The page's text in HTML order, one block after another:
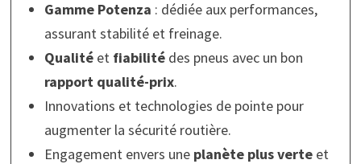
Gamme Potenza : dédiée aux performances,
assurant stabilité et freinage.
Qualitéet fiabilitédes pneus avec un bon
rapport qualité-prix.
Innovations et technologies de pointe pour
augmenter la sécurité routière.
Engagement envers une planète plus verteet